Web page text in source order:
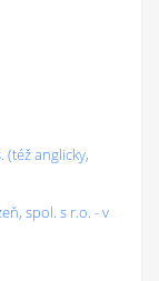
(též anglicky,
spol. s r.o. - v